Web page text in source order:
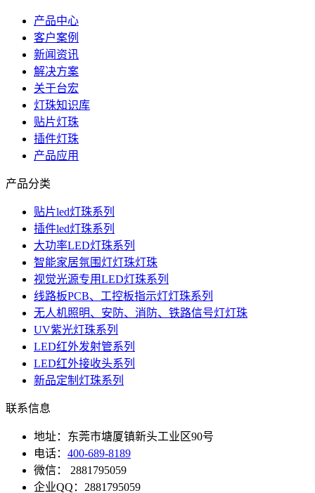
产品中心
客户案例
新闻资讯
解决方案
关于台宏
灯珠知识库
贴片灯珠
插件灯珠
产品应用
产品分类
贴片led灯珠系列
插件led灯珠系列
大功率LED灯珠系列
智能家居氛围灯灯珠灯珠
视觉光源专用LED灯珠系列
线路板PCB、工控板指示灯灯珠系列
无人机照明、安防、消防、铁路信号灯灯珠
UV紫光灯珠系列
LED红外发射管系列
LED红外接收头系列
新品定制灯珠系列
联系信息
地址：东莞市塘厦镇新头工业区90号
电话： 400-689-8189
微信： 2881795059
企业QQ：2881795059